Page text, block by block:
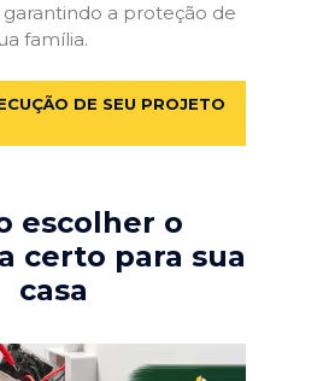
a proteção de
família.
DE SEU PROJETO
escolher o
certo para sua
casa